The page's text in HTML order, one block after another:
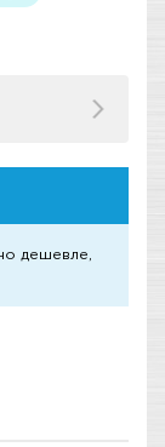
дешевле,